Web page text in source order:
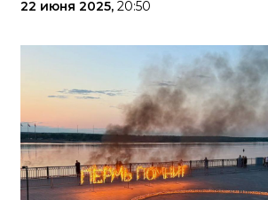
22 июня 2025, 20:50